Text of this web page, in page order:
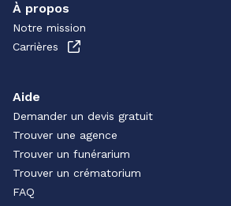
À propos
Notre mission
Carrières
Aide
Demander un devis gratuit
Trouver une agence
Trouver un funérarium
Trouver un crématorium
FAQ